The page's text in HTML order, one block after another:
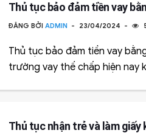
Thủ tục bảo đảm tiền vay
ĐĂNG BỞI ADMIN 23/04/2024
Thủ tục bảo đảm tiền vay
trường vay thế chấp hiện nay
Thủ tục nhận trẻ và làm giấy